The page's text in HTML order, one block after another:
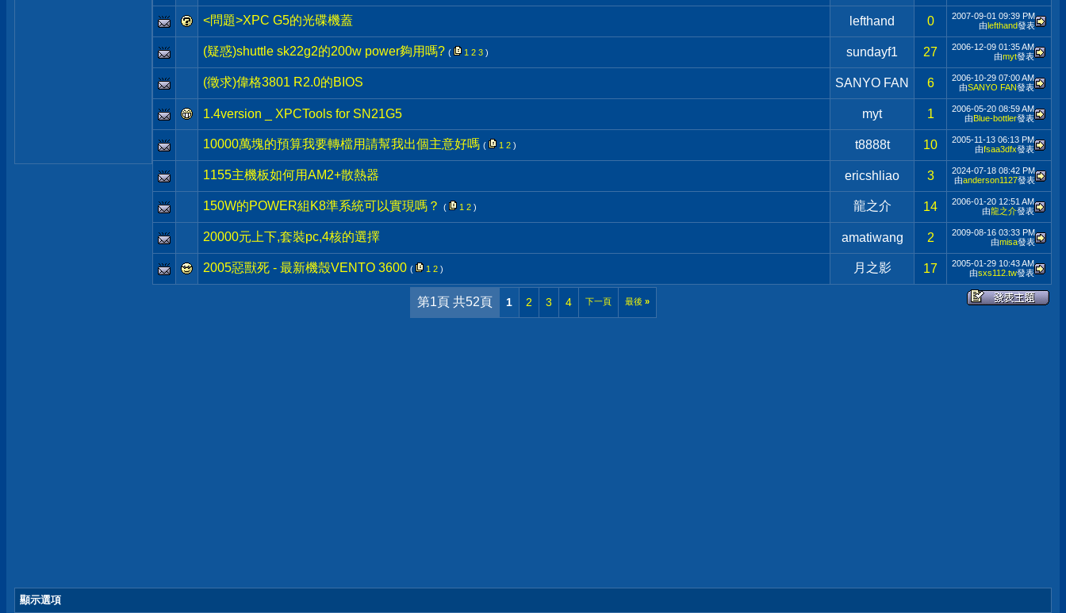
<問題>XPC G5的光碟機蓋 lefthand 0 2007-09-01 09:39 PM
由lefthand發表
(疑惑)shuttle sk22g2的200w power夠用嗎? ( 1 2 3 ) sundayf1 27 2006-12-09 01:35 AM
由myt發表
(徵求)偉格3801 R2.0的BIOS SANYO FAN 6 2006-10-29 07:00 AM
由SANYO FAN發表
1.4version _ XPCTools for SN21G5 myt 1 2006-05-20 08:59 AM
由Blue-bottler發表
10000萬塊的預算我要轉檔用請幫我出個主意好嗎 ( 1 2 ) t8888t 10 2005-11-13 06:13 PM
由fsaa3dfx發表
1155主機板如何用AM2+散熱器 ericshliao 3 2024-07-18 08:42 PM
由anderson1127發表
150W的POWER組K8準系統可以實現嗎？ ( 1 2 ) 龍之介 14 2006-01-20 12:51 AM
由龍之介發表
20000元上下,套裝pc,4核的選擇 amatiwang 2 2009-08-16 03:33 PM
由misa發表
2005惡獸死 - 最新機殼VENTO 3600 ( 1 2 ) 月之影 17 2005-01-29 10:43 AM
由sxs112.tw發表
第1頁 共52頁 1 2 3 4 下一頁 最後 »
顯示選項